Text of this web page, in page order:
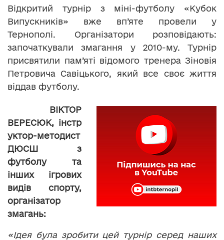
Відкритий турнір з міні-футболу «Кубок
Випускників» вже вп’яте провели у
Тернополі. Організатори розповідають:
започаткували змагання у 2010-му. Турнір
присвятили пам’яті відомого тренера Зіновія
Петровича Савіцького, який все своє життя
віддав футболу.
ВІКТОР
ВЕРЕСЮК, інстр
уктор-методист
ДЮСШ з
футболу та
інших ігрових
видів спорту,
організатор
змагань:
«Ідея була зробити цей турнір серед наших